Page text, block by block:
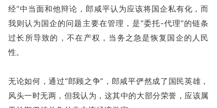
经”中当面和他辩论，郎咸平认为应该将国企私有化，而
我则认为国企的问题主要在管理，是“委托-代理”的链条
过长所导致的，不在产权，当务之急是恢复国企的人民
性。
无论如何，通过“郎顾之争”，郎咸平俨然成了国民英雄，
风头一时无两，但我认为，这其中的大部分荣誉，应该属